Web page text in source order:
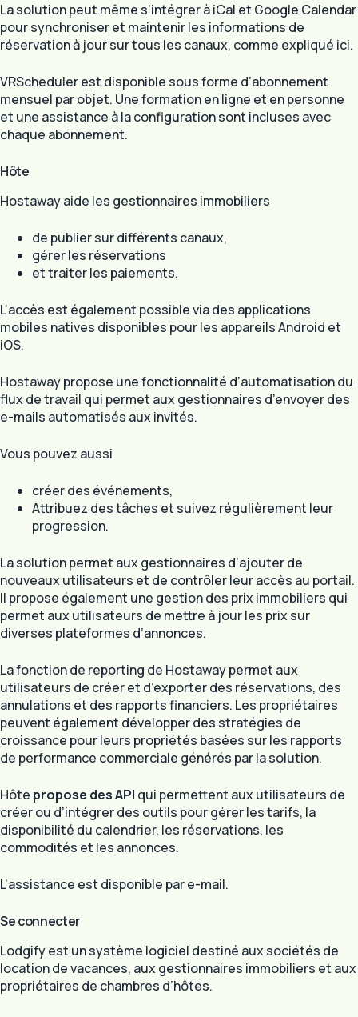
La solution peut même s’intégrer à iCal et Google Calendar
pour synchroniser et maintenir les informations de
réservation à jour sur tous les canaux, comme expliqué ici.
VRScheduler est disponible sous forme d’abonnement
mensuel par objet. Une formation en ligne et en personne
et une assistance à la configuration sont incluses avec
chaque abonnement.
Hôte
Hostaway aide les gestionnaires immobiliers
de publier sur différents canaux,
gérer les réservations
et traiter les paiements.
L’accès est également possible via des applications
mobiles natives disponibles pour les appareils Android et
iOS.
Hostaway propose une fonctionnalité d’automatisation du
flux de travail qui permet aux gestionnaires d’envoyer des
e-mails automatisés aux invités.
Vous pouvez aussi
créer des événements,
Attribuez des tâches et suivez régulièrement leur
progression.
La solution permet aux gestionnaires d’ajouter de
nouveaux utilisateurs et de contrôler leur accès au portail.
Il propose également une gestion des prix immobiliers qui
permet aux utilisateurs de mettre à jour les prix sur
diverses plateformes d’annonces.
La fonction de reporting de Hostaway permet aux
utilisateurs de créer et d’exporter des réservations, des
annulations et des rapports financiers. Les propriétaires
peuvent également développer des stratégies de
croissance pour leurs propriétés basées sur les rapports
de performance commerciale générés par la solution.
Hôte propose des API qui permettent aux utilisateurs de
créer ou d’intégrer des outils pour gérer les tarifs, la
disponibilité du calendrier, les réservations, les
commodités et les annonces.
L’assistance est disponible par e-mail.
Se connecter
Lodgify est un système logiciel destiné aux sociétés de
location de vacances, aux gestionnaires immobiliers et aux
propriétaires de chambres d’hôtes.